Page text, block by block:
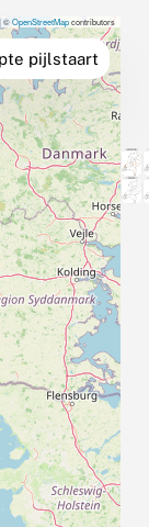
pijlstaart
|©OpenStreetMapcontributors